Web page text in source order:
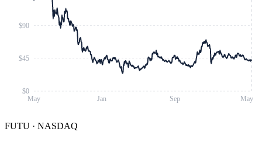
May Jan Sep May
$0
$45
$90
FUTU · NASDAQ